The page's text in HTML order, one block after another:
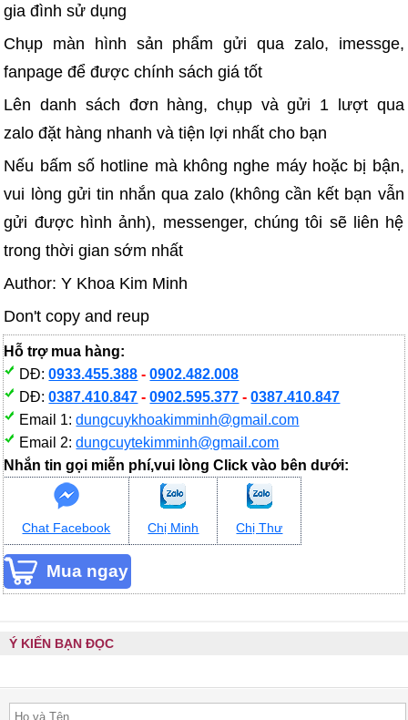
gia đình sử dụng
Chụp màn hình sản phẩm gửi qua zalo, imessge,
fanpage để được chính sách giá tốt
Lên danh sách đơn hàng, chụp và gửi 1 lượt qua
zalo đặt hàng nhanh và tiện lợi nhất cho bạn
Nếu bấm số hotline mà không nghe máy hoặc bị bận,
vui lòng gửi tin nhắn qua zalo (không cần kết bạn vẫn
gửi được hình ảnh), messenger, chúng tôi sẽ liên hệ
trong thời gian sớm nhất
Author: Y Khoa Kim Minh
Don't copy and reup
Hỗ trợ mua hàng:
DĐ:0933.455.388 -0902.482.008
DĐ:0387.410.847 -0902.595.377 -0387.410.847
Email 1:dungcuykhoakimminh@gmail.com
Email 2:dungcuytekimminh@gmail.com
Nhắn tin gọi miễn phí,vui lòng Click vào bên dưới:
Chat Facebook Chị Minh Chị Thư
Ý KIẾN BẠN ĐỌC